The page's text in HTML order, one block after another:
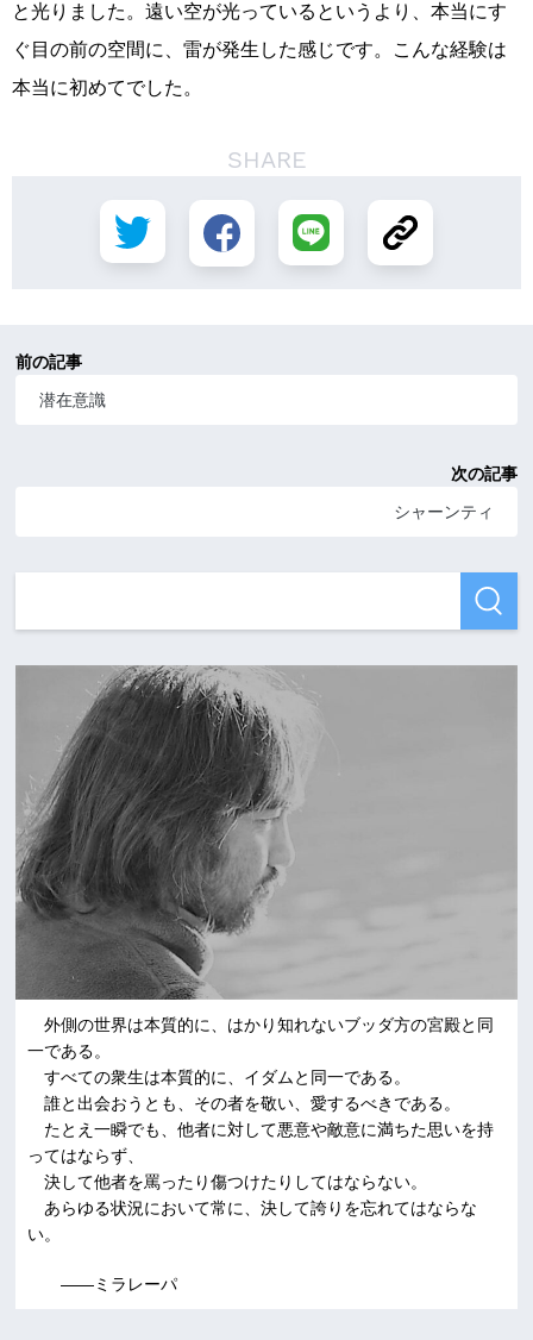
と光りました。遠い空が光っているというより、本当にす
ぐ目の前の空間に、雷が発生した感じです。こんな経験は
本当に初めてでした。
SHARE
前の記事
潜在意識
次の記事
シャーンティ
外側の世界は本質的に、はかり知れないブッダ方の宮殿と同
一である。
すべての衆生は本質的に、イダムと同一である。
誰と出会おうとも、その者を敬い、愛するべきである。
たとえ一瞬でも、他者に対して悪意や敵意に満ちた思いを持
ってはならず、
決して他者を罵ったり傷つけたりしてはならない。
あらゆる状況において常に、決して誇りを忘れてはならな
い。
――ミラレーパ